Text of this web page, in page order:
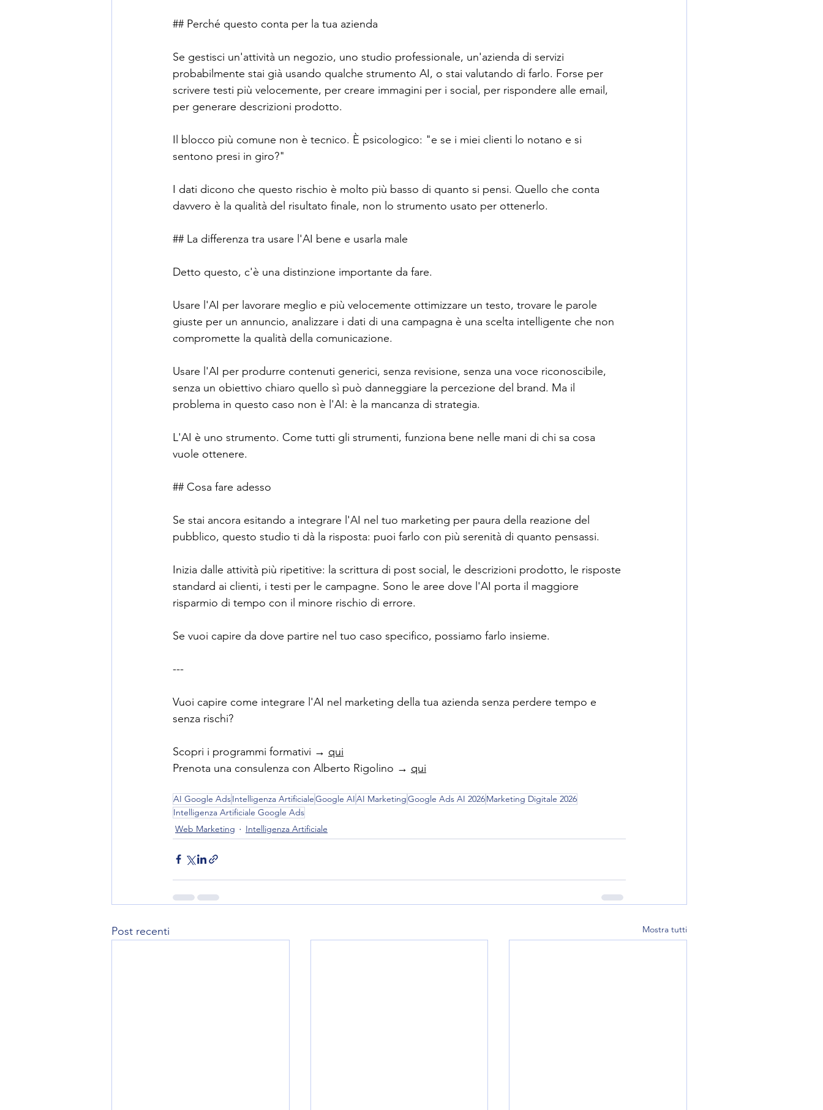
## Perché questo conta per la tua azienda
Se gestisci un'attività un negozio, uno studio professionale, un'azienda di servizi
probabilmente stai già usando qualche strumento AI, o stai valutando di farlo. Forse per
scrivere testi più velocemente, per creare immagini per i social, per rispondere alle email,
per generare descrizioni prodotto.
Il blocco più comune non è tecnico. È psicologico: "e se i miei clienti lo notano e si
sentono presi in giro?"
I dati dicono che questo rischio è molto più basso di quanto si pensi. Quello che conta
davvero è la qualità del risultato finale, non lo strumento usato per ottenerlo.
## La differenza tra usare l'AI bene e usarla male
Detto questo, c'è una distinzione importante da fare.
Usare l'AI per lavorare meglio e più velocemente ottimizzare un testo, trovare le parole
giuste per un annuncio, analizzare i dati di una campagna è una scelta intelligente che non
compromette la qualità della comunicazione.
Usare l'AI per produrre contenuti generici, senza revisione, senza una voce riconoscibile,
senza un obiettivo chiaro quello sì può danneggiare la percezione del brand. Ma il
problema in questo caso non è l'AI: è la mancanza di strategia.
L'AI è uno strumento. Come tutti gli strumenti, funziona bene nelle mani di chi sa cosa
vuole ottenere.
## Cosa fare adesso
Se stai ancora esitando a integrare l'AI nel tuo marketing per paura della reazione del
pubblico, questo studio ti dà la risposta: puoi farlo con più serenità di quanto pensassi.
Inizia dalle attività più ripetitive: la scrittura di post social, le descrizioni prodotto, le risposte
standard ai clienti, i testi per le campagne. Sono le aree dove l'AI porta il maggiore
risparmio di tempo con il minore rischio di errore.
Se vuoi capire da dove partire nel tuo caso specifico, possiamo farlo insieme.
---
Vuoi capire come integrare l'AI nel marketing della tua azienda senza perdere tempo e
senza rischi?
Scopri i programmi formativi → qui
Prenota una consulenza con Alberto Rigolino → qui
AI Google AdsIntelligenza ArtificialeGoogle AIAI MarketingGoogle Ads AI 2026Marketing Digitale 2026
Intelligenza Artificiale Google Ads
Web Marketing
Intelligenza Artificiale
Post recenti Mostra tutti